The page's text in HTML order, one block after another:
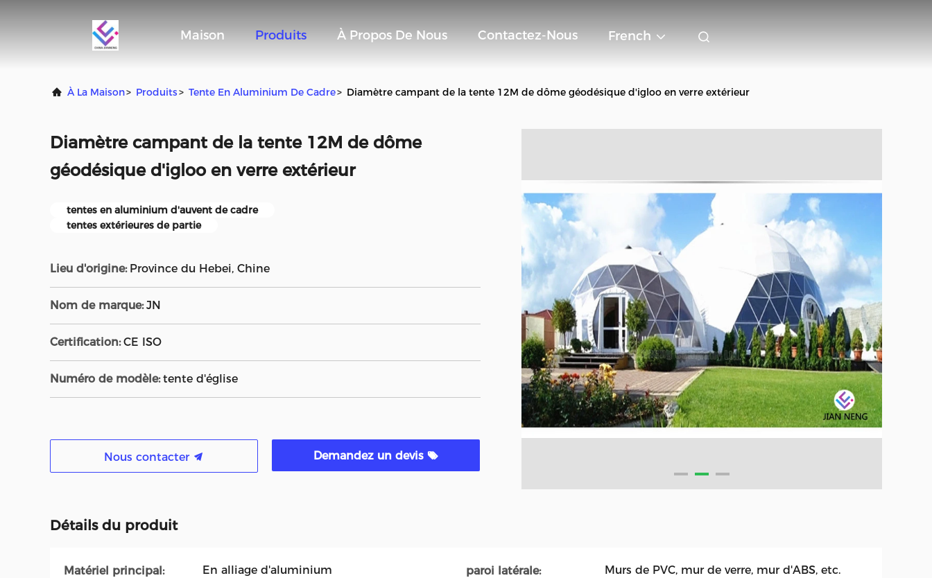
Maison Produits À Propos De Nous Contactez-Nous French
À La Maison> Produits> Tente En Aluminium De Cadre> Diamètre campant de la tente 12M de dôme géodésique d'igloo en verre extérieur
Diamètre campant de la tente 12M de dôme
géodésique d'igloo en verre extérieur
tentes en aluminium d'auvent de cadre
tentes extérieures de partie
Lieu d'origine: Province du Hebei, Chine
Nom de marque: JN
Certification: CE ISO
Numéro de modèle: tente d'église
Nous contacter Demandez un devis
Détails du produit
Matériel principal: En alliage d'aluminium paroi latérale: Murs de PVC, mur de verre, mur d'ABS, etc.